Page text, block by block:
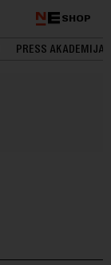
SHOP
PRESS AKADEMIJA